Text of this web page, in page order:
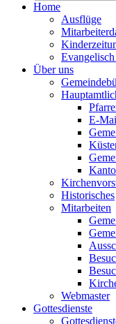
Home
Ausflüge
Evangelisch
Über uns
E-
Historisches
Mitarbeiten
Webmaster
Gottesdienste